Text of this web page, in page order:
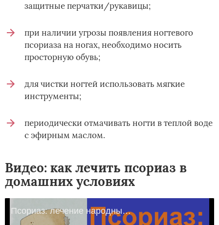
защитные перчатки/рукавицы;
при наличии угрозы появления ногтевого
псориаза на ногах, необходимо носить
просторную обувь;
для чистки ногтей использовать мягкие
инструменты;
периодически отмачивать ногти в теплой воде
с эфирным маслом.
Видео: как лечить псориаз в
домашних условиях
Псориаз: лечение народными средствами в домашних условиях